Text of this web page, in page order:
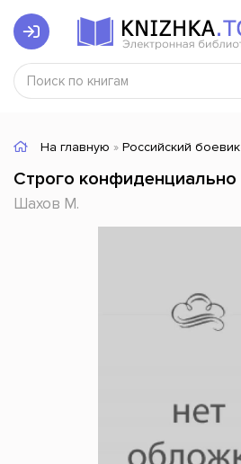
На главную » Российский боевик
Строго конфиденциально
Шахов М.